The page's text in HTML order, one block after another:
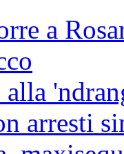
a
arresti